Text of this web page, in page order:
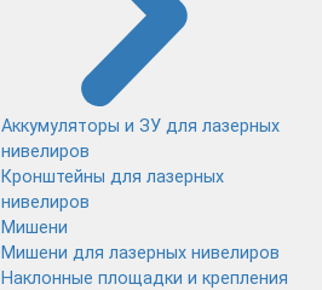
Аккумуляторы и ЗУ для лазерных
нивелиров
Кронштейны для лазерных
нивелиров
Мишени
Мишени для лазерных нивелиров
Наклонные площадки и крепления